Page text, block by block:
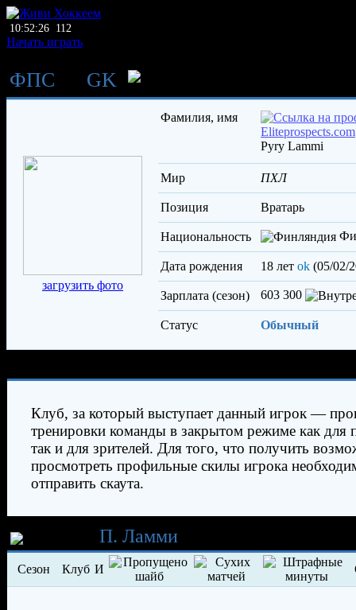
10:52:26 112
Начать играть
ФПС GK
загрузить фото
Фамилия, имя
Pyry Lammi
Мир ПХЛ
Позиция вратарь
Национальность
Дата рождения 18 лет ok (05/02/
Зарплата (сезон) 603 300
Статус Обычный
Клуб, за который выступает данный игрок —
тренировки команды в закрытом режиме как для
так и для зрителей. Для того, что получить
просмотреть профильные скилы игрока
отправить скаута.
П. Ламми
Сезон Клуб И